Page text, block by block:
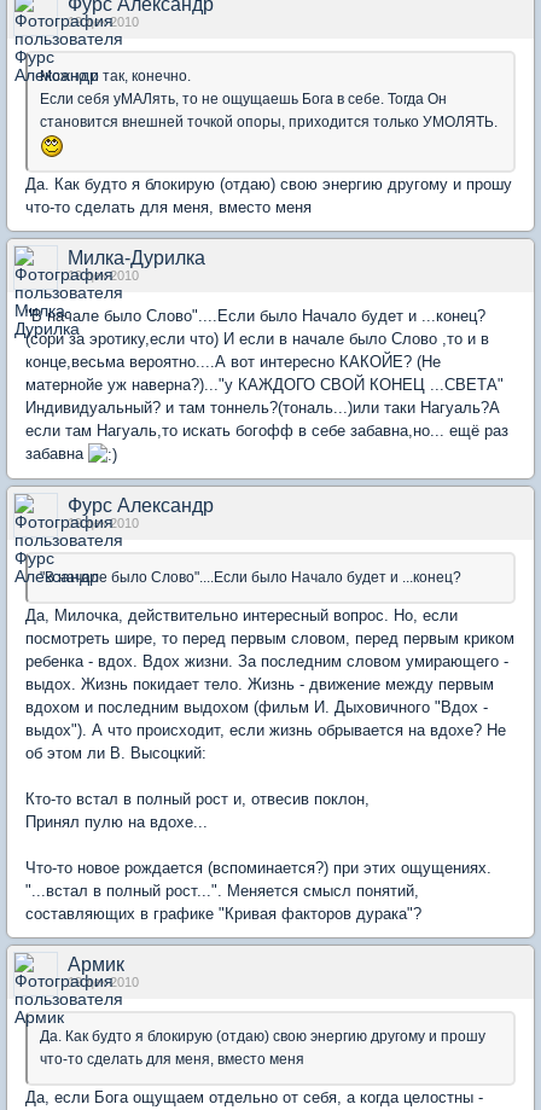
Фурс Александр
19 дек 2010
Можно и так, конечно.
Если себя уМАЛять, то не ощущаешь Бога в себе. Тогда Он
становится внешней точкой опоры, приходится только УМОЛЯТЬ.
Да. Как будто я блокирую (отдаю) свою энергию другому и прошу
что-то сделать для меня, вместо меня
Милка-Дурилка
19 дек 2010
"В начале было Слово"....Если было Начало будет и ...конец?
(сори за эротику,если что) И если в начале было Слово ,то и в
конце,весьма вероятно....А вот интересно КАКОЙЕ? (Не
матернойе уж наверна?)..."у КАЖДОГО СВОЙ КОНЕЦ ...СВЕТА"
Индивидуальный? и там тоннель?(тональ...)или таки Нагуаль?А
если там Нагуаль,то искать богофф в себе забавна,но... ещё раз
забавна
Фурс Александр
19 дек 2010
"В начале было Слово"....Если было Начало будет и ...конец?
Да, Милочка, действительно интересный вопрос. Но, если
посмотреть шире, то перед первым словом, перед первым криком
ребенка - вдох. Вдох жизни. За последним словом умирающего -
выдох. Жизнь покидает тело. Жизнь - движение между первым
вдохом и последним выдохом (фильм И. Дыховичного "Вдох -
выдох"). А что происходит, если жизнь обрывается на вдохе? Не
об этом ли В. Высоцкий:
Кто-то встал в полный рост и, отвесив поклон,
Принял пулю на вдохе...
Что-то новое рождается (вспоминается?) при этих ощущениях.
"...встал в полный рост...". Меняется смысл понятий,
составляющих в графике "Кривая факторов дурака"?
Армик
19 дек 2010
Да. Как будто я блокирую (отдаю) свою энергию другому и прошу
что-то сделать для меня, вместо меня
Да, если Бога ощущаем отдельно от себя, а когда целостны -